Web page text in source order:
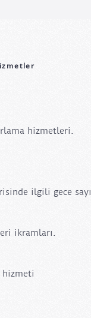
hizmetleri.
ilgili gece
ikramları.
hizmeti